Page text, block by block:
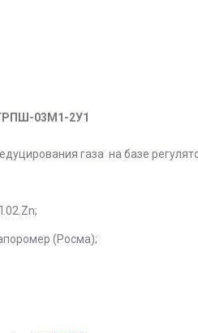
03М1-2У1
газа на базе
(Росма);